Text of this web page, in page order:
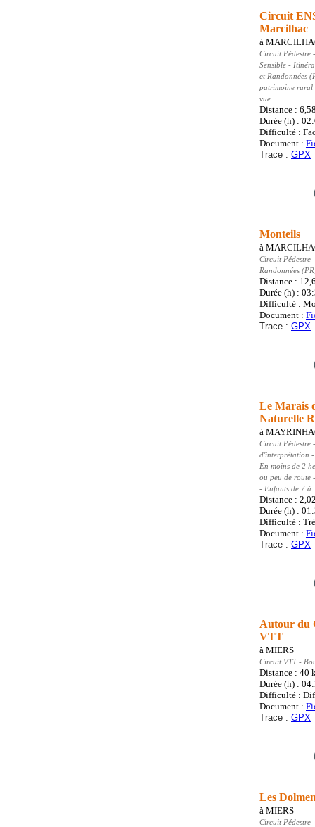
Circuit
Marcilhac
à
Circuit Pédestre
Sensible -
et Randonnées
patrimoine rural
vue
Distance :
Durée (h) :
Difficulté :
Document :
Trace : GPX
Monteils
à
Circuit Pédestre
Randonnées
Distance :
Durée (h) :
Difficulté :
Document :
Trace : GPX
Le Marais
Naturelle
à
Circuit Pédestre
d'interprétation -
En moins de 2
ou peu de route
- Enfants de 7 à
Distance :
Durée (h) :
Difficulté :
Document :
Trace : GPX
Autour du
VTT
à MIERS
Circuit VTT-
Distance : 40
Durée (h) :
Difficulté :
Document :
Trace : GPX
Les
à MIERS
Circuit Pédestre